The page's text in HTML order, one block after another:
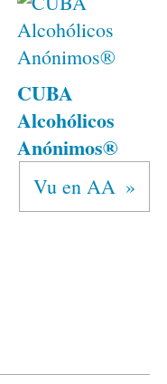
CUBA
Alcohólicos
Anónimos®
Vu en AA